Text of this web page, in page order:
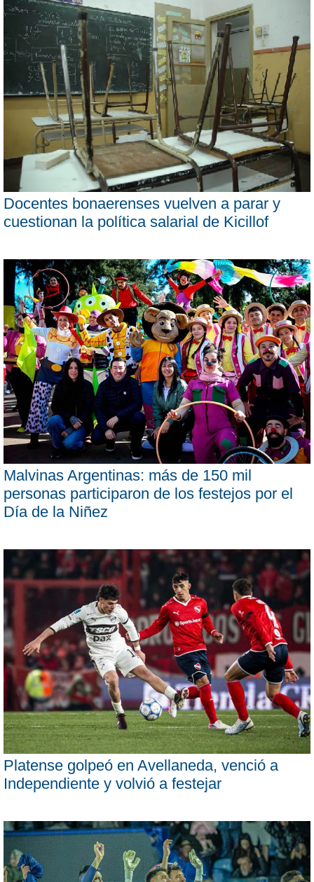
Docentes bonaerenses vuelven a parar y
cuestionan la política salarial de Kicillof
Malvinas Argentinas: más de 150 mil
personas participaron de los festejos por el
Día de la Niñez
Platense golpeó en Avellaneda, venció a
Independiente y volvió a festejar